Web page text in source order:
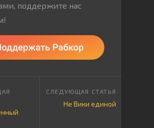
поддержите нас
Не Вики единой